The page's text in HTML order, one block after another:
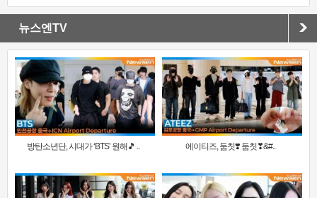
뉴스엔TV
방탄소년단, 시대가 ‘BTS’ 원해🎵 .. 에이티즈, 둠칫❣️ 둠칫❣&#..